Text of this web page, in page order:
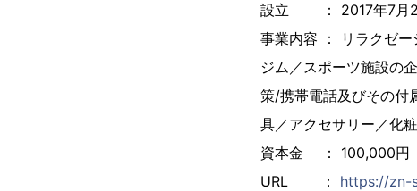
設立 ： 2017年7月
事業内容 ： リラクゼ
ジム／スポーツ施設の
策/携帯電話及びその付
具／アクセサリー／化
資本金 ： 100,000円
URL ： https://zn-